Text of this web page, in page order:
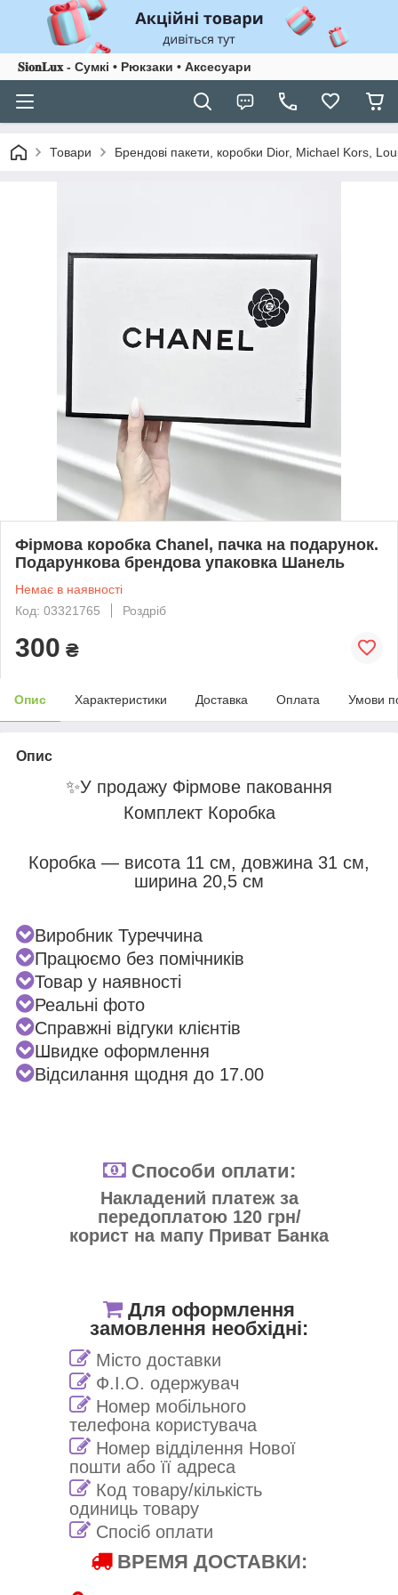
𝐒𝐢𝐨𝐧𝐋𝐮𝐱 - Сумкі • Рюкзаки • Аксесуари
Товари Брендові пакети, коробки Dior, Michael Kors,
Фірмова коробка Chanel, пачка на подарунок.
Подарункова брендова упаковка Шанель
Немає в наявності
Код: 03321765
Роздріб
300 ₴
Опис Характеристики Доставка Оплата Умови
Опис
✨У продажу Фірмове паковання
Комплект Коробка
Коробка — висота 11 см, довжина 31 см,
ширина 20,5 см
Виробник Туреччина
Працюємо без помічників
Товар у наявності
Реальні фото
Справжні відгуки клієнтів
Швидке оформлення
Відсилання щодня до 17.00
Способи оплати:
Накладений платеж за
передоплатою 120 грн/
корист на мапу Приват Банка
Для оформлення
замовлення необхідні:
Місто доставки
Ф.І.О. одержувач
Номер мобільного
телефона користувача
Номер відділення Нової
пошти або її адреса
Код товару/кількість
одиниць товару
Спосіб оплати
ВРЕМЯ ДОСТАВКИ: